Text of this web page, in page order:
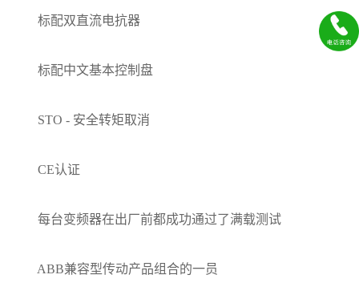
标配双直流电抗器
标配中文基本控制盘
STO - 安全转矩取消
CE认证
每台变频器在出厂前都成功通过了满载测试
ABB兼容型传动产品组合的一员